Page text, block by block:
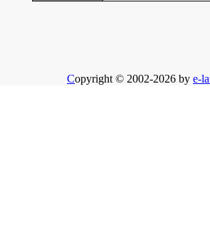
Copyright © 2002-2026 by e-